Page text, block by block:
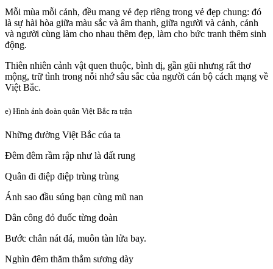
Mỗi mùa mỗi cảnh, đều mang vẻ đẹp riêng trong vẻ đẹp chung: đó
là sự hài hòa giữa màu sắc và âm thanh, giữa người và cảnh, cảnh
và người cùng làm cho nhau thêm đẹp, làm cho bức tranh thêm sinh
động.
Thiên nhiên cảnh vật quen thuộc, bình dị, gần gũi nhưng rất thơ
mộng, trữ tình trong nỗi nhớ sâu sắc của người cán bộ cách mạng về
Việt Bắc.
e) Hình ảnh đoàn quân Việt Bắc ra trận
Những đường Việt Bắc của ta
Đêm đêm rầm rập như là đất rung
Quân đi điệp điệp trùng trùng
Ánh sao đầu súng bạn cùng mũ nan
Dân công đỏ đuốc từng đoàn
Bước chân nát đá, muôn tàn lửa bay.
Nghìn đêm thăm thẳm sương dày